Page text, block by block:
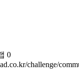
0
challenge/